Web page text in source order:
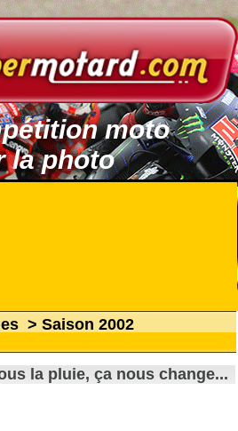
moto
la photo
> Saison 2002
la pluie, ça nous change...